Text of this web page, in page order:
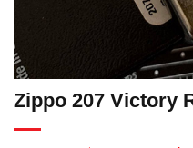
Zippo 207 Victory